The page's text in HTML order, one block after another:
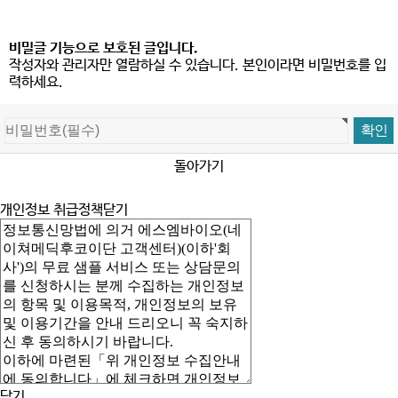
비밀글 기능으로 보호된 글입니다.
작성자와 관리자만 열람하실 수 있습니다. 본인이라면 비밀번호를 입
력하세요.
돌아가기
개인정보 취급정책닫기